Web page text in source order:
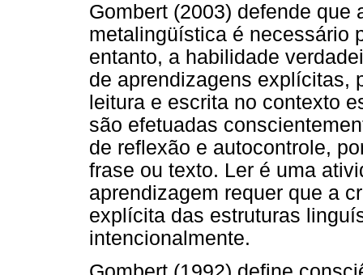
Gombert (2003) defende que
metalingüística é necessário
entanto, a habilidade
de aprendizagens explícitas,
leitura e escrita no contexto
são efetuadas
de reflexão e autocontrole,
frase ou texto. Ler é uma
aprendizagem requer que a
explícita das estruturas
intencionalmente.